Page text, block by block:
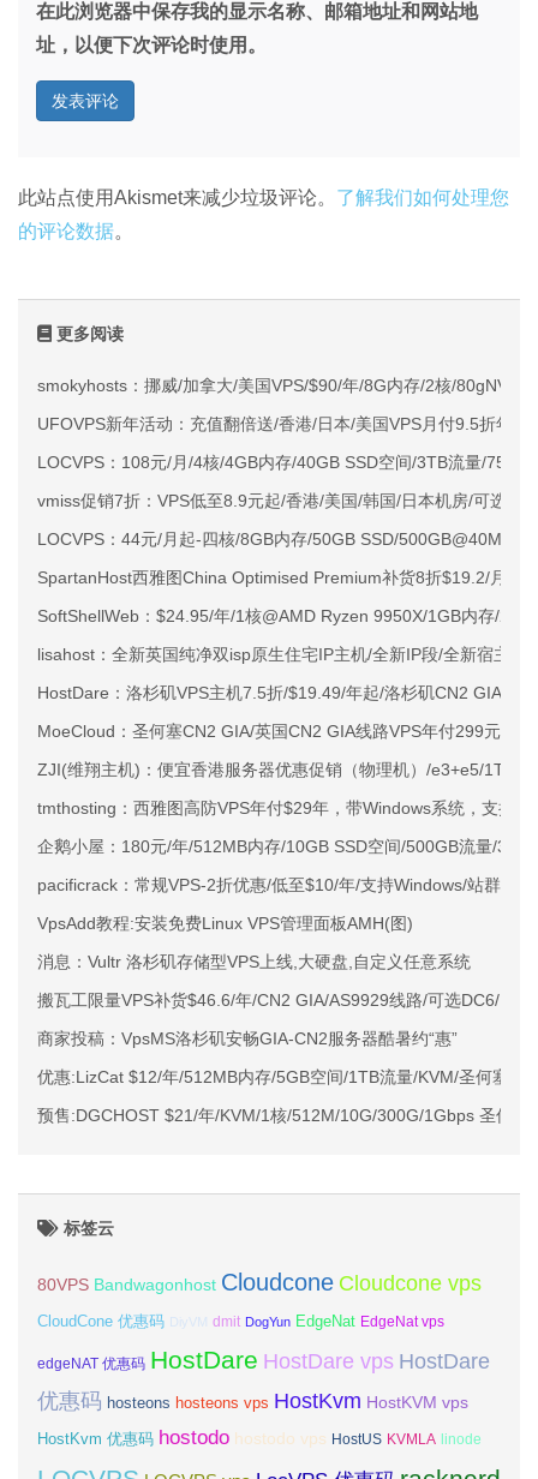
在此浏览器中保存我的显示名称、邮箱地址和网站地
址，以便下次评论时使用。
此站点使用Akismet来减少垃圾评论。 了解我们如何处理您
的评论数据。
更多阅读
smokyhosts：挪威/加拿大/美国VPS/$90/年/8G内存/2核/
UFOVPS新年活动：充值翻倍送/香港/日本/美国VPS月付9.5折年
LOCVPS：108元/月/4核/4GB内存/40GB SSD空间/3TB流量/
vmiss促销7折：VPS低至8.9元起/香港/美国/韩国/日本机房/可选
LOCVPS：44元/月起-四核/8GB内存/50GB SSD/
SpartanHost西雅图China Optimised Premium补货8折$19.2/月起
SoftShellWeb：$24.95/年/1核@AMD Ryzen 9950X/1GB内存/
lisahost：全新英国纯净双isp原生住宅IP主机/全新IP段/全新宿主机
HostDare：洛杉矶VPS主机7.5折/$19.49/年起/洛杉矶CN2 GIA/日
MoeCloud：圣何塞CN2 GIA/英国CN2 GIA线路VPS年付299元起
ZJI(维翔主机)：便宜香港服务器优惠促销（物理机）/e3+e5/1T
tmthosting：西雅图高防VPS年付$29年，带Windows系统，支持
企鹅小屋：180元/年/512MB内存/10GB SSD空间/500GB流量/
pacificrack：常规VPS-2折优惠/低至$10/年/支持Windows/站群
VpsAdd教程:安装免费Linux VPS管理面板AMH(图)
消息：Vultr 洛杉矶存储型VPS上线,大硬盘,自定义任意系统
搬瓦工限量VPS补货$46.6/年/CN2 GIA/AS9929线路/可选DC6/
商家投稿：VpsMS洛杉矶安畅GIA-CN2服务器酷暑约“惠”
优惠:LizCat $12/年/512MB内存/5GB空间/1TB流量/KVM/圣何塞
预售:DGCHOST $21/年/KVM/1核/512M/10G/300G/1Gbps 圣何塞
标签云
80VPS Bandwagonhost Cloudcone Cloudcone vps
CloudCone 优惠码 DiyVM dmit DogYun EdgeNat EdgeNat vps
edgeNAT 优惠码 HostDare HostDare vps HostDare
优惠码 hosteons hosteons vps HostKvm HostKVM vps
HostKvm 优惠码 hostodo hostodo vps HostUS KVMLA linode